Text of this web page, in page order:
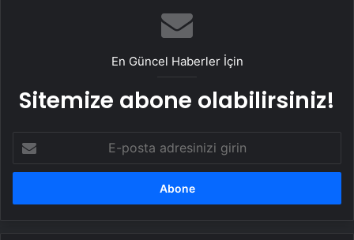
UETDS Nedir ? Uetds.com İle Akıllı Dijital
Taşımacılık Yazılımı
En Güncel Haberler İçin
Sitemize abone olabilirsiniz!
posta
adresinizi